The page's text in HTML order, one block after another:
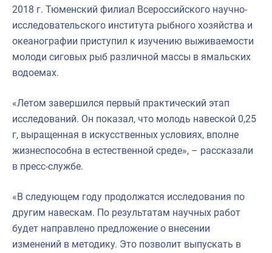
2018 г. Тюменский филиал Всероссийского научно-
исследовательского института рыбного хозяйства и
океанографии приступил к изучению выживаемости
молоди сиговых рыб различной массы в ямальских
водоемах.
«Летом завершился первый практический этап
исследований. Он показал, что молодь навеской 0,25
г, выращенная в искусственных условиях, вполне
жизнеспособна в естественной среде», – рассказали
в пресс-службе.
«В следующем году продолжатся исследования по
другим навескам. По результатам научных работ
будет направлено предложение о внесении
изменений в методику. Это позволит выпускать в